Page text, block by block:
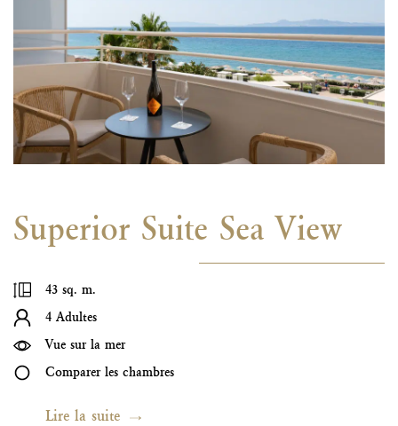
Superior Suite Sea View
43 sq. m.
4 Adultes
Vue sur la mer
Comparer les chambres
Lire la suite